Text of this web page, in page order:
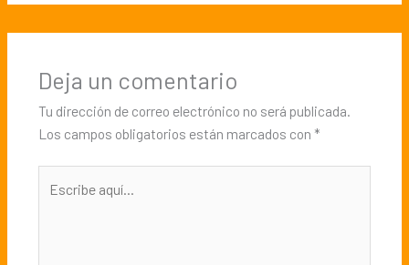
Deja un comentario
Tu dirección de correo electrónico no será publicada.
Los campos obligatorios están marcados con *
aquí...